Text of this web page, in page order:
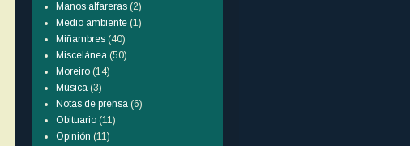
Manos alfareras (2)
Medio ambiente (1)
Miñambres (40)
Miscelánea (50)
Moreiro (14)
Música (3)
Notas de prensa (6)
Obituario (11)
Opinión (11)